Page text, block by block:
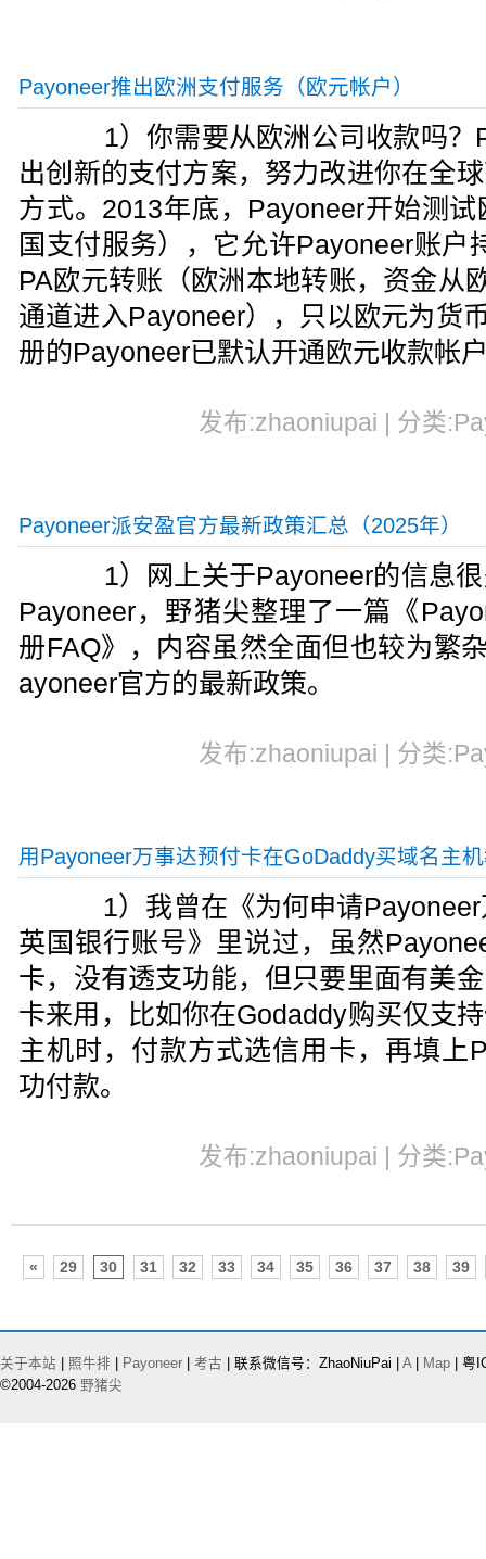
Payoneer推出欧洲支付服务（欧元帐户）
1）你需要从欧洲公司收款吗？
出创新的支付方案，努力改进你在全
方式。2013年底，Payoneer开始测
国支付服务），它允许Payoneer账户
PA欧元转账（欧洲本地转账，资金从
通道进入Payoneer），只以欧元为货
册的Payoneer已默认开通欧元收款帐
发布:zhaoniupai | 分类
Payoneer派安盈官方最新政策汇总（2025年）
1）网上关于Payoneer的信息很
Payoneer，野猪尖整理了一篇《
册FAQ》，内容虽然全面但也较为繁
ayoneer官方的最新政策。
发布:zhaoniupai | 分类
用Payoneer万事达预付卡在GoDaddy买域名主
1）我曾在《为何申请Payoneer
英国银行账号》里说过，虽然
卡，没有透支功能，但只要里面有美
卡来用，比如你在Godaddy购买仅支
主机时，付款方式选信用卡，再填上
功付款。
发布:zhaoniupai | 分类
« 29 30 31 32 33 34 35 36 37 38 39
关于本站 照牛排 Payoneer 考古 | 联系微信号：ZhaoNiuPai | A| Map | 粤
©2004-2026 野猪尖